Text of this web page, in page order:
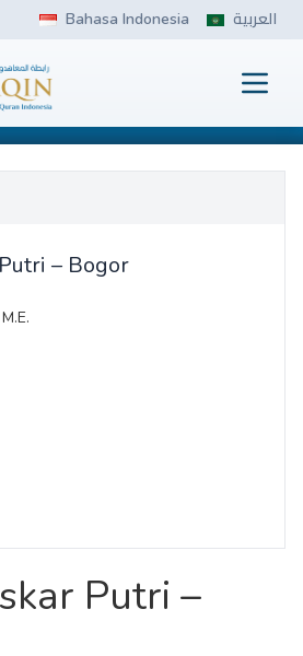
Bahasa Indonesia العربية
– Bogor
Putri –